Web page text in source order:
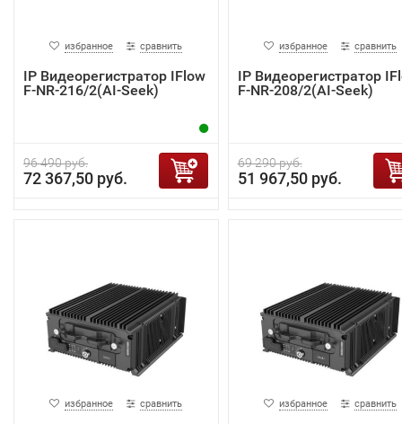
избранное сравнить
IP Видеорегистратор IFlow
F-NR-216/2(AI-Seek)
96 490 руб.
72 367,50 руб.
избранное сравнить
IP Видеорегистратор
F-NR-208/2(AI-Seek)
69 290 руб.
51 967,50 руб.
избранное сравнить избранное сравнить